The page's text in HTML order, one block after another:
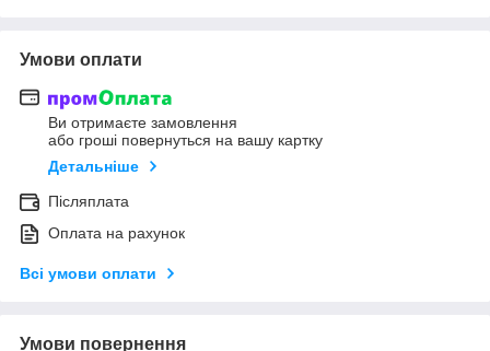
Умови оплати
Ви отримаєте замовлення
або гроші повернуться на вашу картку
Детальніше
Післяплата
Оплата на рахунок
Всі умови оплати
Умови повернення